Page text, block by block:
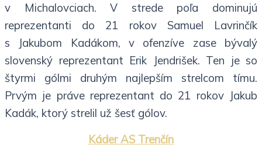
v Michalovciach. V strede poľa dominujú
reprezentanti do 21 rokov Samuel Lavrinčík
s Jakubom Kadákom, v ofenzíve zase bývalý
slovenský reprezentant Erik Jendrišek. Ten je so
štyrmi gólmi druhým najlepším strelcom tímu.
Prvým je práve reprezentant do 21 rokov Jakub
Kadák, ktorý strelil už šesť gólov.
Káder AS Trenčín